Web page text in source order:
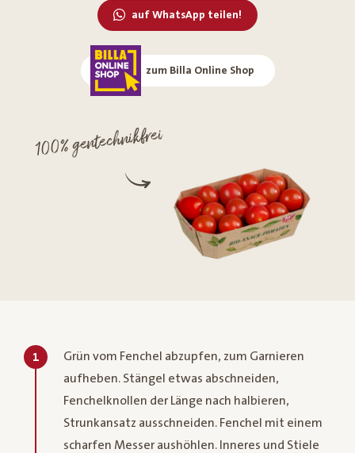
auf WhatsApp teilen!
zum Billa Online Shop
100% gentechnikfrei
1
Grün vom Fenchel abzupfen, zum Garnieren
aufheben. Stängel etwas abschneiden,
Fenchelknollen der Länge nach halbieren,
Strunkansatz ausschneiden. Fenchel mit einem
scharfen Messer aushöhlen. Inneres und Stiele